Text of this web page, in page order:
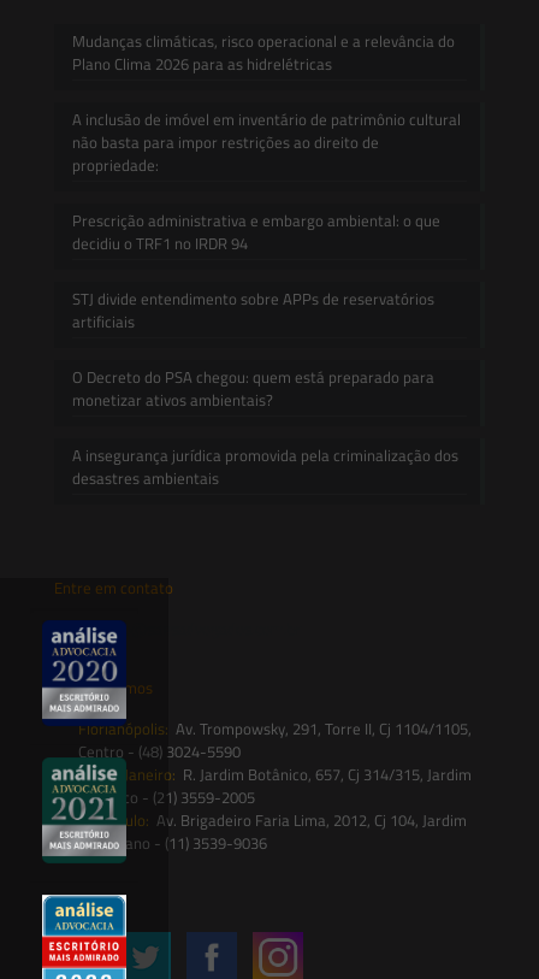
Mudanças climáticas, risco operacional e a relevância do
Plano Clima 2026 para as hidrelétricas
A inclusão de imóvel em inventário de patrimônio cultural
não basta para impor restrições ao direito de
propriedade:
Prescrição administrativa e embargo ambiental: o que
decidiu o TRF1 no IRDR 94
STJ divide entendimento sobre APPs de reservatórios
artificiais
O Decreto do PSA chegou: quem está preparado para
monetizar ativos ambientais?
A insegurança jurídica promovida pela criminalização dos
desastres ambientais
Entre em contato
contato@saesadvogados.com.br
Onde estamos
Florianópolis: Av. Trompowsky, 291, Torre II, Cj 1104/1105,
Centro - (48) 3024-5590
Rio de Janeiro: R. Jardim Botânico, 657, Cj 314/315, Jardim
Botânico - (21) 3559-2005
São Paulo: Av. Brigadeiro Faria Lima, 2012, Cj 104, Jardim
Paulistano - (11) 3539-9036
Siga-nos